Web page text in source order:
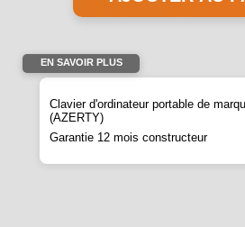
EN SAVOIR PLUS
Clavier d'ordinateur portable de
(AZERTY)
Garantie 12 mois constructeur